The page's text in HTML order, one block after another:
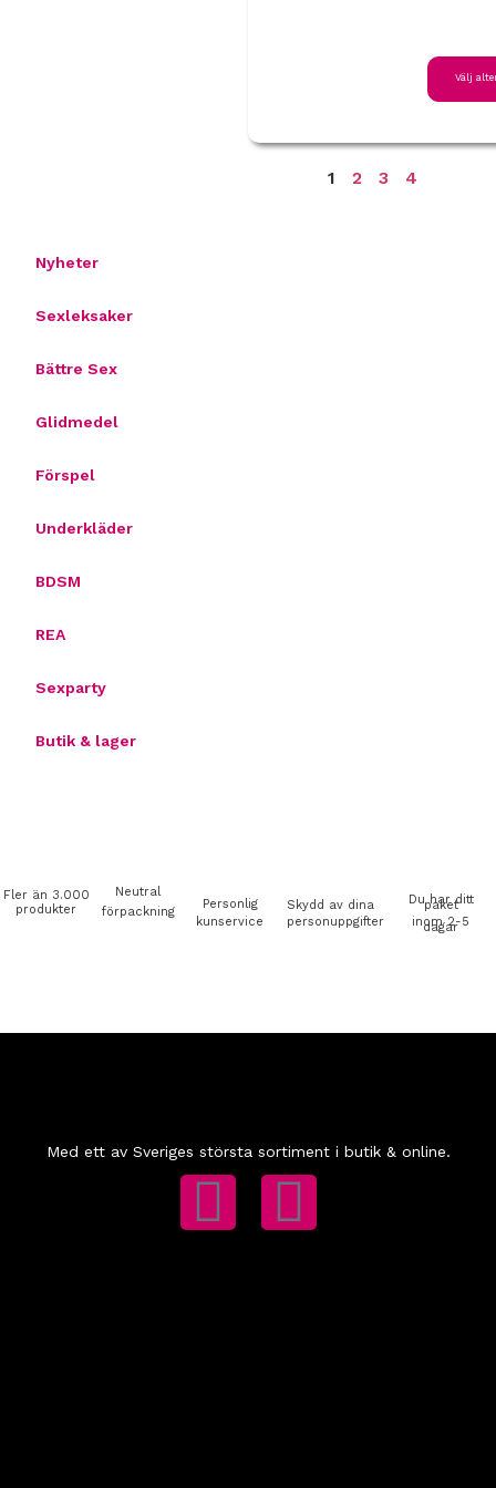
Välj
1 2 3 4
Nyheter
Sexleksaker
Bättre Sex
Glidmedel
Förspel
Underkläder
BDSM
REA
Sexparty
Butik & lager
Fler än 3.000
produkter
Neutral
förpackning
Personlig
kunservice
Skydd av dina
personuppgifter
Du har ditt
paket
inom 2-5
dagar
Med ett av Sveriges största sortiment i butik & online.